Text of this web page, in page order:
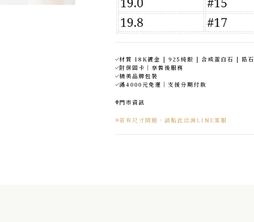
材質 18K鍍金 | 925純銀 | 合成蛋白石 | 鋯石
附保固卡｜享售後服務
精美品牌包裝
滿4000元免運｜支援分期付款
門市資訊
若有尺寸問題，請點此洽詢LINE客服